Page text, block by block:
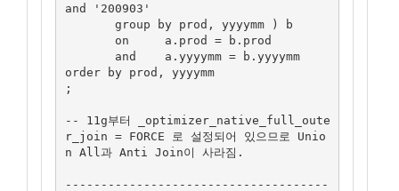
and '200903'
order by prod, yyyymm
;
-- 11g부터 _optimizer_native_full_oute
r_join = FORCE 로 설정되어 있으므로 Unio
n All과 Anti Join이 사라짐.
-------------------------------------